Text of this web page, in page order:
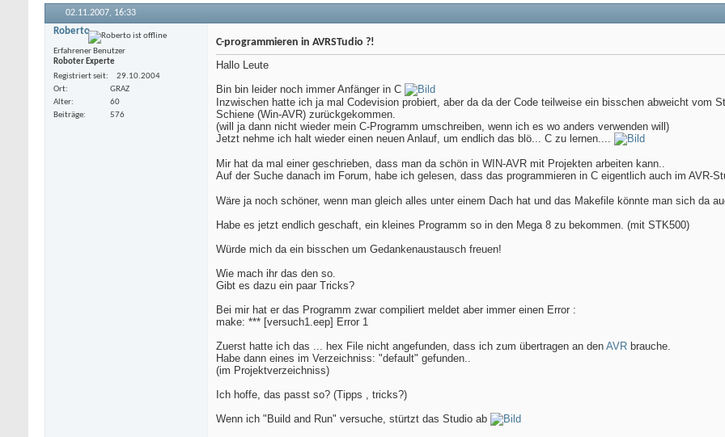
02.11.2007, 16:33
Roberto
Erfahrener Benutzer
Roboter Experte
Registriert seit
29.10.2004
Ort
GRAZ
Alter
60
Beiträge
576
C-programmieren in AVRSTudio ?!
Hallo Leute
Bin bin leider noch immer Anfänger in C
Inzwischen hatte ich ja mal Codevision probiert, aber da da der Code teilweise ein bisschen abweicht vom
Schiene (Win-AVR) zurückgekommen.
(will ja dann nicht wieder mein C-Programm umschreiben, wenn ich es wo anders verwenden will)
Jetzt nehme ich halt wieder einen neuen Anlauf, um endlich das blö... C zu lernen....
Mir hat da mal einer geschrieben, dass man da schön in WIN-AVR mit Projekten arbeiten kann..
Auf der Suche danach im Forum, habe ich gelesen, dass das programmieren in C eigentlich auch im AVR-
Wäre ja noch schöner, wenn man gleich alles unter einem Dach hat und das Makefile könnte man sich da
Habe es jetzt endlich geschaft, ein kleines Programm so in den Mega 8 zu bekommen. (mit STK500)
Würde mich da ein bisschen um Gedankenaustausch freuen!
Wie mach ihr das den so.
Gibt es dazu ein paar Tricks?
Bei mir hat er das Programm zwar compiliert meldet aber immer einen Error :
make: *** [versuch1.eep] Error 1
Zuerst hatte ich das ... hex File nicht angefunden, dass ich zum übertragen an den AVR brauche.
Habe dann eines im Verzeichniss: "default" gefunden..
(im Projektverzeichniss)
Ich hoffe, das passt so? (Tipps , tricks?)
Wenn ich "Build and Run" versuche, stürtzt das Studio ab